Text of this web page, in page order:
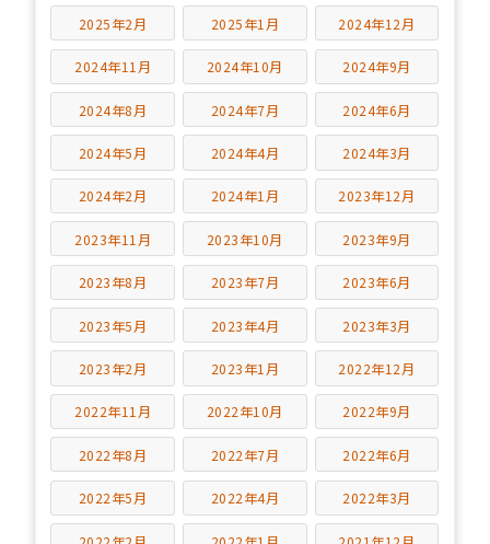
2025年2月 2025年1月 2024年12月
2024年11月 2024年10月 2024年9月
2024年8月 2024年7月 2024年6月
2024年5月 2024年4月 2024年3月
2024年2月 2024年1月 2023年12月
2023年11月 2023年10月 2023年9月
2023年8月 2023年7月 2023年6月
2023年5月 2023年4月 2023年3月
2023年2月 2023年1月 2022年12月
2022年11月 2022年10月 2022年9月
2022年8月 2022年7月 2022年6月
2022年5月 2022年4月 2022年3月